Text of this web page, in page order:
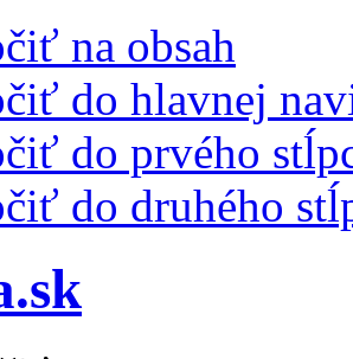
na obsah
do hlavnej
do prvého
do druhého